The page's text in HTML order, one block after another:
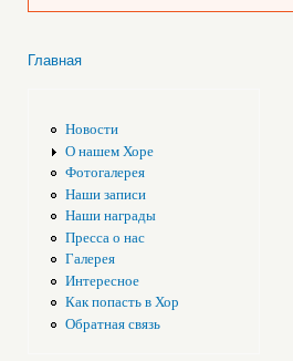
Главная
Новости
О нашем Хоре
Фотогалерея
Наши записи
Наши награды
Пресса о нас
Галерея
Интересное
Как попасть в Хор
Обратная связь